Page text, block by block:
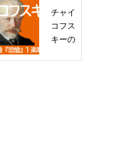
フリー
メイソ
ンの
チャイ
コフス
キーの